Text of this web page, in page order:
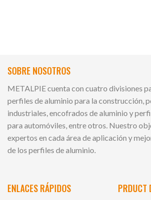
SOBRE NOSOTROS
METALPIE cuenta con cuatro divisiones
perfiles de aluminio para la construcción,
industriales, encofrados de aluminio y
para automóviles, entre otros. Nuestro
expertos en cada área de aplicación y
de los perfiles de aluminio.
ENLACES RÁPIDOS PRDUCT